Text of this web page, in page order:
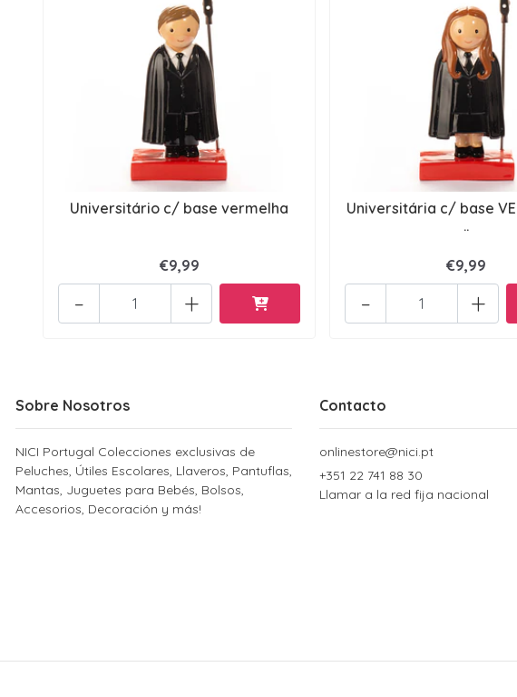
Universitário c/ base vermelha
€9,99
+
-
Universitária c/ base
..
€9,99
+
-
Sobre Nosotros
NICI Portugal Colecciones exclusivas de
Peluches, Útiles Escolares, Llaveros, Pantuflas,
Mantas, Juguetes para Bebés, Bolsos,
Accesorios, Decoración y más!
Contacto
onlinestore@nici.pt
+351 22 741 88 30
Llamar a la red fija nacional